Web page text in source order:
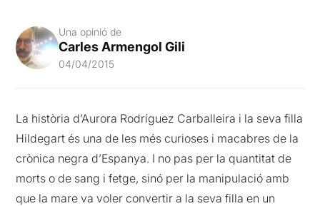
Una opinió de
Carles Armengol Gili
04/04/2015
La història d’Aurora Rodríguez Carballeira i la seva filla
Hildegart és una de les més curioses i macabres de la
crònica negra d’Espanya. I no pas per la quantitat de
morts o de sang i fetge, sinó per la manipulació amb
que la mare va voler convertir a la seva filla en un